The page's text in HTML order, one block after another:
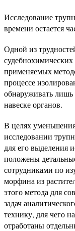
Исследование
времени остается
Одной из
судебнохимических
применяемых
процессе
обнаруживать
навеске органов.
В целях
исследовании
для его выделения
положены
сотрудниками по
морфина из
этого метода для
задач
технику, для чего
отработаны